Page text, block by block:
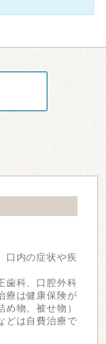
口内の症状や疾
歯科、口腔外科
療は健康保険が
物、被せ物）
どは自費治療で